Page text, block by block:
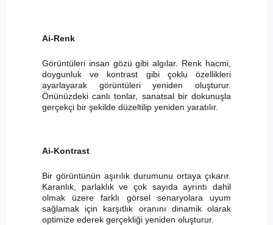
Ai-Renk
Görüntüleri insan gözü gibi algılar. Renk hacmi,
doygunluk ve kontrast gibi çoklu özellikleri
ayarlayarak görüntüleri yeniden oluşturur.
Önünüzdeki canlı tonlar, sanatsal bir dokunuşla
gerçekçi bir şekilde düzeltilip yeniden yaratılır.
Ai-Kontrast
Bir görüntünün aşırılık durumunu ortaya çıkarır.
Karanlık, parlaklık ve çok sayıda ayrıntı dahil
olmak üzere farklı görsel senaryolara uyum
sağlamak için karşıtlık oranını dinamik olarak
optimize ederek gerçekliği yeniden oluşturur.